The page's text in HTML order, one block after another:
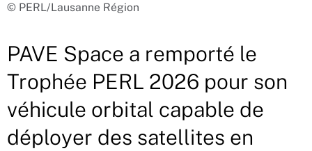
© PERL/Lausanne Région
PAVE Space a remporté le
Trophée PERL 2026 pour son
véhicule orbital capable de
déployer des satellites en